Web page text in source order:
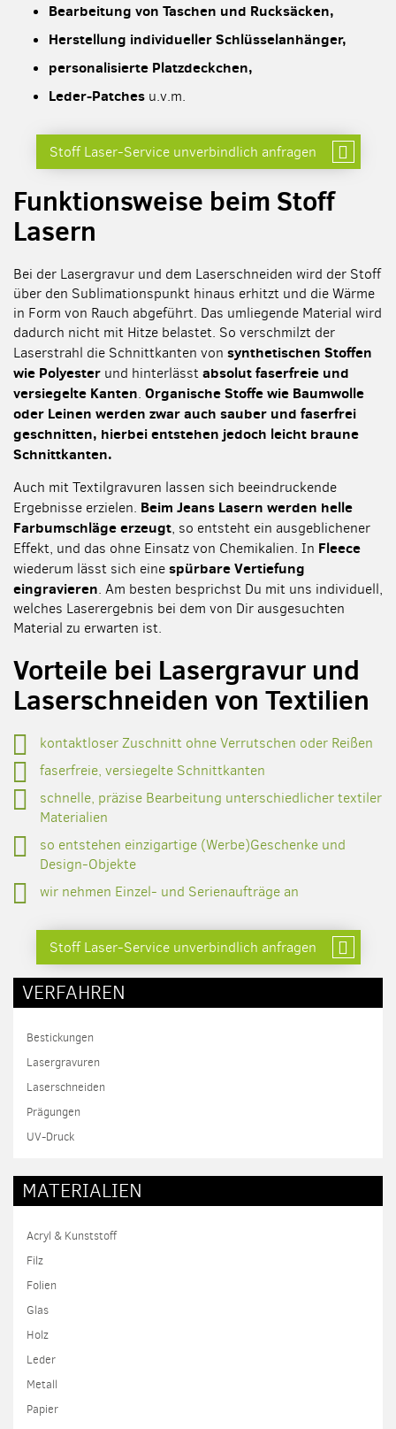
Bearbeitung von Taschen und Rucksäcken,
Herstellung individueller Schlüsselanhänger,
personalisierte Platzdeckchen,
Leder-Patches u.v.m.
Stoff Laser-Service unverbindlich anfragen
Funktionsweise beim Stoff
Lasern
Bei der Lasergravur und dem Laserschneiden wird der Stoff
über den Sublimationspunkt hinaus erhitzt und die Wärme
in Form von Rauch abgeführt. Das umliegende Material wird
dadurch nicht mit Hitze belastet. So verschmilzt der
Laserstrahl die Schnittkanten von synthetischen Stoffen
wie Polyester und hinterlässtabsolut faserfreie und
versiegelte Kanten. Organische Stoffe wie Baumwolle
oder Leinen werden zwar auch sauber und faserfrei
geschnitten, hierbei entstehen jedoch leicht braune
Schnittkanten.
Auch mit Textilgravuren lassen sich beeindruckende
Ergebnisse erzielen. Beim Jeans Lasern werden helle
Farbumschläge erzeugt, so entsteht ein ausgeblichener
Effekt, und das ohne Einsatz von Chemikalien. In Fleece
wiederum lässt sich einespürbare Vertiefung
eingravieren. Am besten besprichst Du mit uns individuell,
welches Laserergebnis bei dem von Dir ausgesuchten
Material zu erwarten ist.
Vorteile bei Lasergravur und
Laserschneiden von Textilien
kontaktloser Zuschnitt ohne Verrutschen oder Reißen
faserfreie, versiegelte Schnittkanten
schnelle, präzise Bearbeitung unterschiedlicher textiler
Materialien
so entstehen einzigartige (Werbe)Geschenke und
Design-Objekte
wir nehmen Einzel- und Serienaufträge an
Stoff Laser-Service unverbindlich anfragen
VERFAHREN
Bestickungen
Lasergravuren
Laserschneiden
Prägungen
UV-Druck
MATERIALIEN
Acryl & Kunststoff
Filz
Folien
Glas
Holz
Leder
Metall
Papier